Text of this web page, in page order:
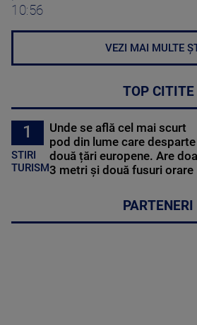
10:56
VEZI MAI MULTE
TOP CITITE
1
STIRI
TURISM
Unde se află cel mai scurt
pod din lume care desparte
două țări europene. Are
3 metri și două fusuri orare
PARTENERI